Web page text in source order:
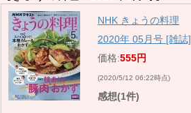
NHK きょうの料理
2020年 05月号 [雑誌]
価格:555円
(2020/5/12 06:22時点)
感想(1件)